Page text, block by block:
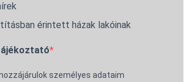
érintett házak lakóinak
személyes adataim